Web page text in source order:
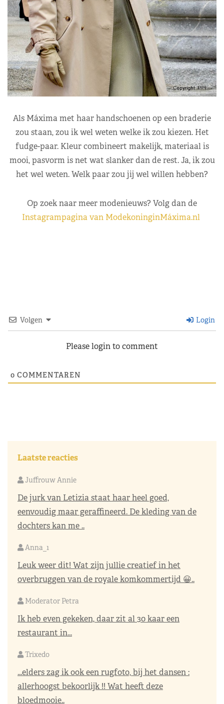
Als Máxima met haar handschoenen op een braderie
zou staan, zou ik wel weten welke ik zou kiezen. Het
fudge-paar. Kleur combineert makelijk, materiaal is
mooi, pasvorm is net wat slanker dan de rest. Ja, ik zou
het wel weten. Welk paar zou jij wel willen hebben?
Op zoek naar meer modenieuws? Volg dan de
Instagrampagina van ModekoninginMáxima.nl
Volgen Login
Please login to comment
0 COMMENTAREN
Laatste reacties
Juffrouw Annie
De jurk van Letizia staat haar heel goed,
eenvoudig maar geraffineerd. De kleding van de
dochters kan me ..
Anna_1
Leuk weer dit! Wat zijn jullie creatief in het
overbruggen van de royale komkommertijd 😀..
Moderator Petra
Ik heb even gekeken, daar zit al 30 kaar een
restaurant in...
Trixedo
...elders zag ik ook een rugfoto, bij het dansen :
allerhoogst bekoorlijk !! Wat heeft deze
bloedmooie..